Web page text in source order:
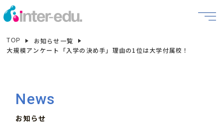
TOP
お知らせ一覧
大規模アンケート「入学の決め手」理由の1位は大学付属校！
News
お知らせ